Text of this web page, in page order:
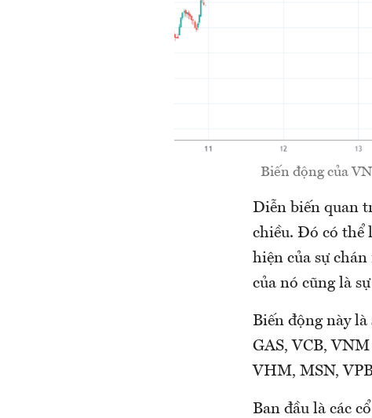
Biến động của
Diễn biến quan
chiều. Đó có thể
hiện của sự
của nó cũng là
Biến động này là
GAS, VCB,
VHM, MSN,
Ban đầu là các